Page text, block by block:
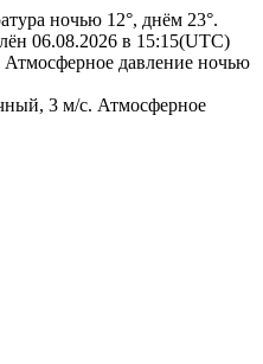
ночью 12°, днём 23°.
06.08.2026 в 15:15(UTC)
Атмосферное давление ночью
3 м/с. Атмосферное